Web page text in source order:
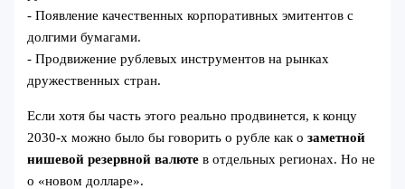
- Появление качественных корпоративных эмитентов с
долгими бумагами.
- Продвижение рублевых инструментов на рынках
дружественных стран.
Если хотя бы часть этого реально продвинется, к концу
2030-х можно было бы говорить о рубле как озаметной
нишевой резервной валюте в отдельных регионах. Но не
о «новом долларе».